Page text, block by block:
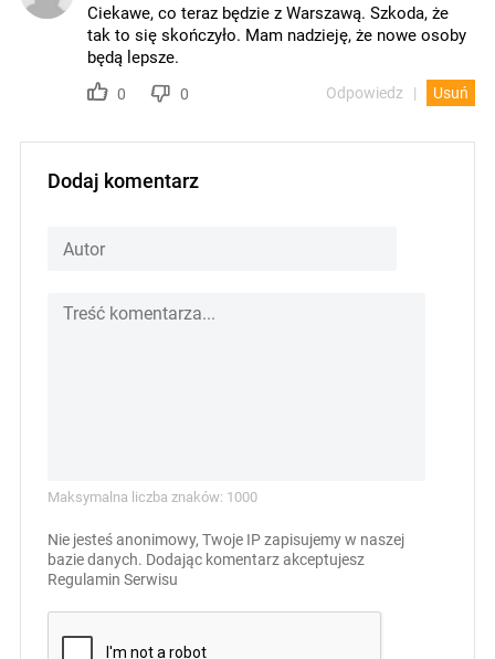
Ciekawe, co teraz będzie z Warszawą. Szkoda, że
tak to się skończyło. Mam nadzieję, że nowe osoby
będą lepsze.
0 0 Odpowiedz Usuń
Dodaj komentarz
Maksymalna liczba znaków: 1000
Nie jesteś anonimowy, Twoje IP zapisujemy w naszej
bazie danych. Dodając komentarz akceptujesz
Regulamin Serwisu